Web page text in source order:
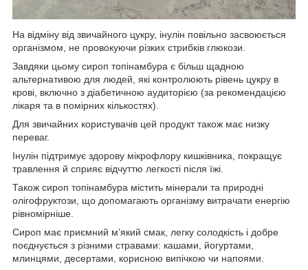
На відміну від звичайного цукру, інулін повільно засвоюється
організмом, не провокуючи різких стрибків глюкози.
Завдяки цьому сироп топінамбура є більш щадною
альтернативою для людей, які контролюють рівень цукру в
крові, включно з діабетичною аудиторією (за рекомендацією
лікаря та в помірних кількостях).
Для звичайних користувачів цей продукт також має низку
переваг.
Інулін підтримує здорову мікрофлору кишківника, покращує
травлення й сприяє відчуттю легкості після їжі.
Також сироп топінамбура містить мінерали та природні
олігофруктози, що допомагають організму витрачати енергію
рівномірніше.
Сироп має приємний м’який смак, легку солодкість і добре
поєднується з різними стравами: кашами, йогуртами,
млинцями, десертами, корисною випічкою чи напоями.